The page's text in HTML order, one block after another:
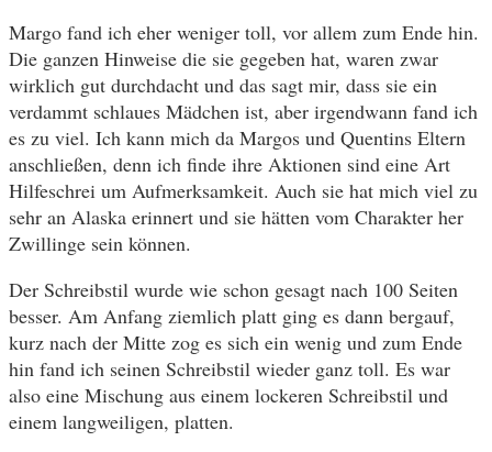
Margo fand ich eher weniger toll, vor allem zum Ende hin.
Die ganzen Hinweise die sie gegeben hat, waren zwar
wirklich gut durchdacht und das sagt mir, dass sie ein
verdammt schlaues Mädchen ist, aber irgendwann fand ich
es zu viel. Ich kann mich da Margos und Quentins Eltern
anschließen, denn ich finde ihre Aktionen sind eine Art
Hilfeschrei um Aufmerksamkeit. Auch sie hat mich viel zu
sehr an Alaska erinnert und sie hätten vom Charakter her
Zwillinge sein können.
Der Schreibstil wurde wie schon gesagt nach 100 Seiten
besser. Am Anfang ziemlich platt ging es dann bergauf,
kurz nach der Mitte zog es sich ein wenig und zum Ende
hin fand ich seinen Schreibstil wieder ganz toll. Es war
also eine Mischung aus einem lockeren Schreibstil und
einem langweiligen, platten.